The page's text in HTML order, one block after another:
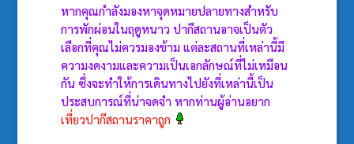
หากคุณกำลังมองหาจุดหมายปลายทางสำหรับ
การพักผ่อนในฤดูหนาว ปากีสถานอาจเป็นตัว
เลือกที่คุณไม่ควรมองข้าม แต่ละสถานที่เหล่านี้มี
ความงดงามและความเป็นเอกลักษณ์ที่ไม่เหมือน
กัน ซึ่งจะทำให้การเดินทางไปยังที่เหล่านี้เป็น
ประสบการณ์ที่น่าจดจำ หากท่านผู้อ่านอยาก
เที่ยวปากีสถานราคาถูก